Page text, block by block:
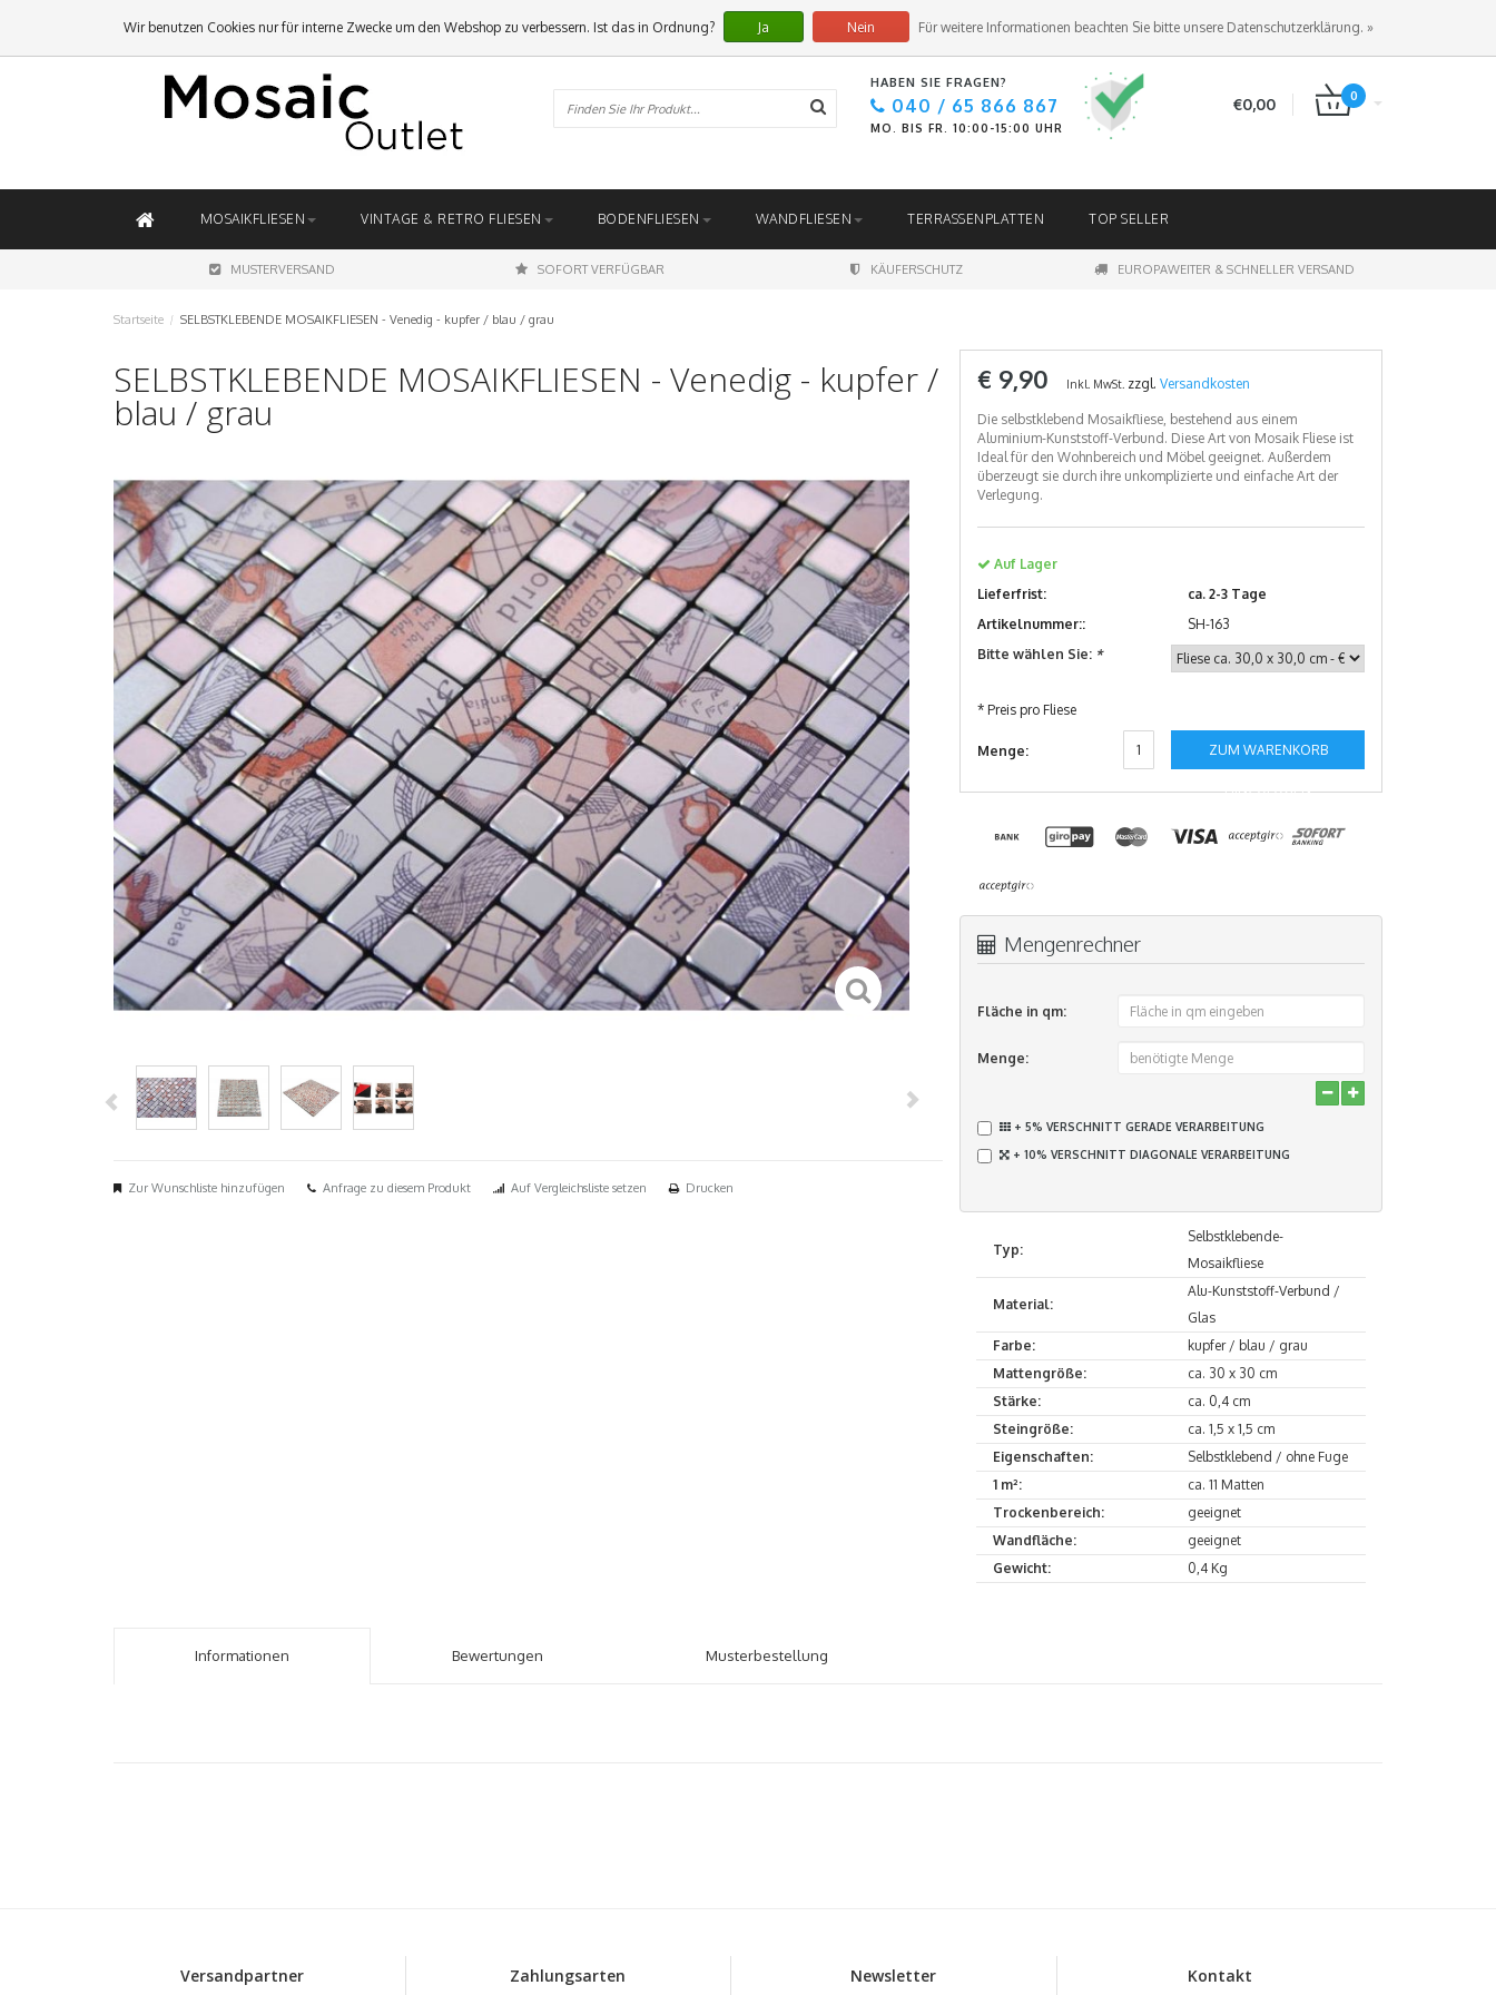
ANMELDEN KUNDENKONTO ANLEGEN
HABEN SIE FRAGEN?
040 / 65 866 867
MO. BIS FR. 10:00-15:00 UHR
€0,00 0
MOSAIKFLIESEN VINTAGE & RETRO FLIESEN BODENFLIESEN WANDFLIESEN TERRASSENPLATTEN TOP SELLER
MUSTERVERSAND SOFORT VERFÜGBAR KÄUFERSCHUTZ EUROPAWEITER & SCHNELLER VERSAND
Startseite / SELBSTKLEBENDE MOSAIKFLIESEN - Venedig - kupfer / blau / grau
SELBSTKLEBENDE MOSAIKFLIESEN - Venedig - kupfer /
blau / grau
Zur Wunschliste hinzufügen Anfrage zu diesem Produkt Auf Vergleichsliste setzen Drucken
€ 9,90 Inkl. MwSt. zzgl. Versandkosten
Die selbstklebend Mosaikfliese, bestehend aus einem
Aluminium-Kunststoff-Verbund. Diese Art von Mosaik Fliese ist
Ideal für den Wohnbereich und Möbel geeignet. Außerdem
überzeugt sie durch ihre unkomplizierte und einfache Art der
Verlegung.
Auf Lager
Lieferfrist:
ca. 2-3 Tage
Artikelnummer::
SH-163
Bitte wählen Sie: *
* Preis pro Fliese
Menge: ZUM WARENKORB
HINZUFÜGEN
Mengenrechner
Fläche in qm:
Menge:
+ 5% VERSCHNITT GERADE VERARBEITUNG
+ 10% VERSCHNITT DIAGONALE VERARBEITUNG
Typ:
Selbstklebende-
Mosaikfliese
Material:
Alu-Kunststoff-Verbund /
Glas
Farbe:
kupfer / blau / grau
Mattengröße:
ca. 30 x 30 cm
Stärke:
ca. 0,4 cm
Steingröße:
ca. 1,5 x 1,5 cm
Eigenschaften:
Selbstklebend / ohne Fuge
1 m²:
ca. 11 Matten
Trockenbereich:
geeignet
Wandfläche:
geeignet
Gewicht:
0,4 Kg
Informationen Bewertungen Musterbestellung
Versandpartner Zahlungsarten Newsletter Kontakt
Wir benutzen Cookies nur für interne Zwecke um den Webshop zu verbessern. Ist das in Ordnung? Ja Nein Für weitere Informationen beachten Sie bitte unsere Datenschutzerklärung. »